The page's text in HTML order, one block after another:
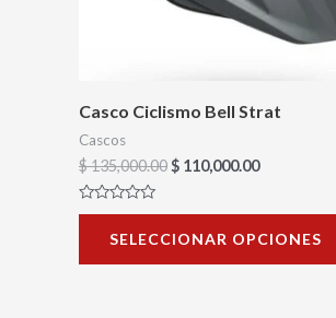
Casco Ciclismo Bell Strat
Cascos
$135,000.00$ 110,000.00
Valorado
SELECCIONAR OPCIONES